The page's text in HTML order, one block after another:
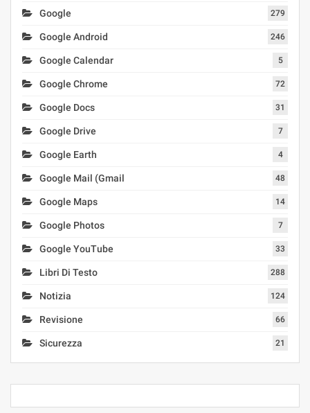
Google 279
Google Android 246
Google Calendar 5
Google Chrome 72
Google Docs 31
Google Drive 7
Google Earth 4
Google Mail (Gmail 48
Google Maps 14
Google Photos 7
Google YouTube 33
Libri Di Testo 288
Notizia 124
Revisione 66
Sicurezza 21